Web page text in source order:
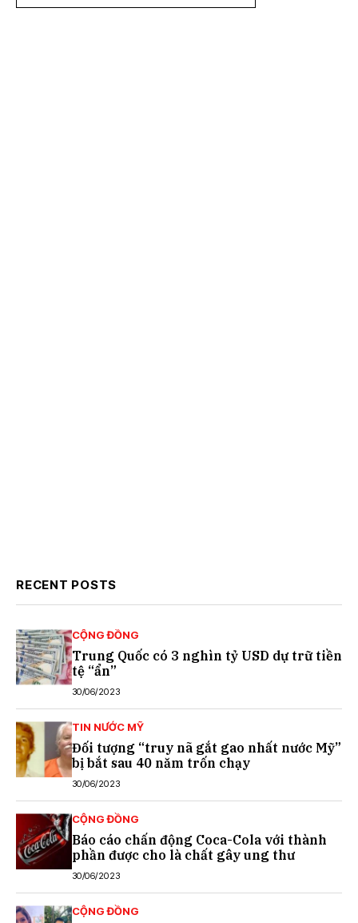
RECENT POSTS
CỘNG ĐỒNG
Trung Quốc có 3 nghìn tỷ USD dự trữ tiền
tệ “ẩn”
30/06/2023
TIN NƯỚC MỸ
Đối tượng “truy nã gắt gao nhất nước Mỹ”
bị bắt sau 40 năm trốn chạy
30/06/2023
CỘNG ĐỒNG
Báo cáo chấn động Coca-Cola với thành
phần được cho là chất gây ung thư
30/06/2023
CỘNG ĐỒNG